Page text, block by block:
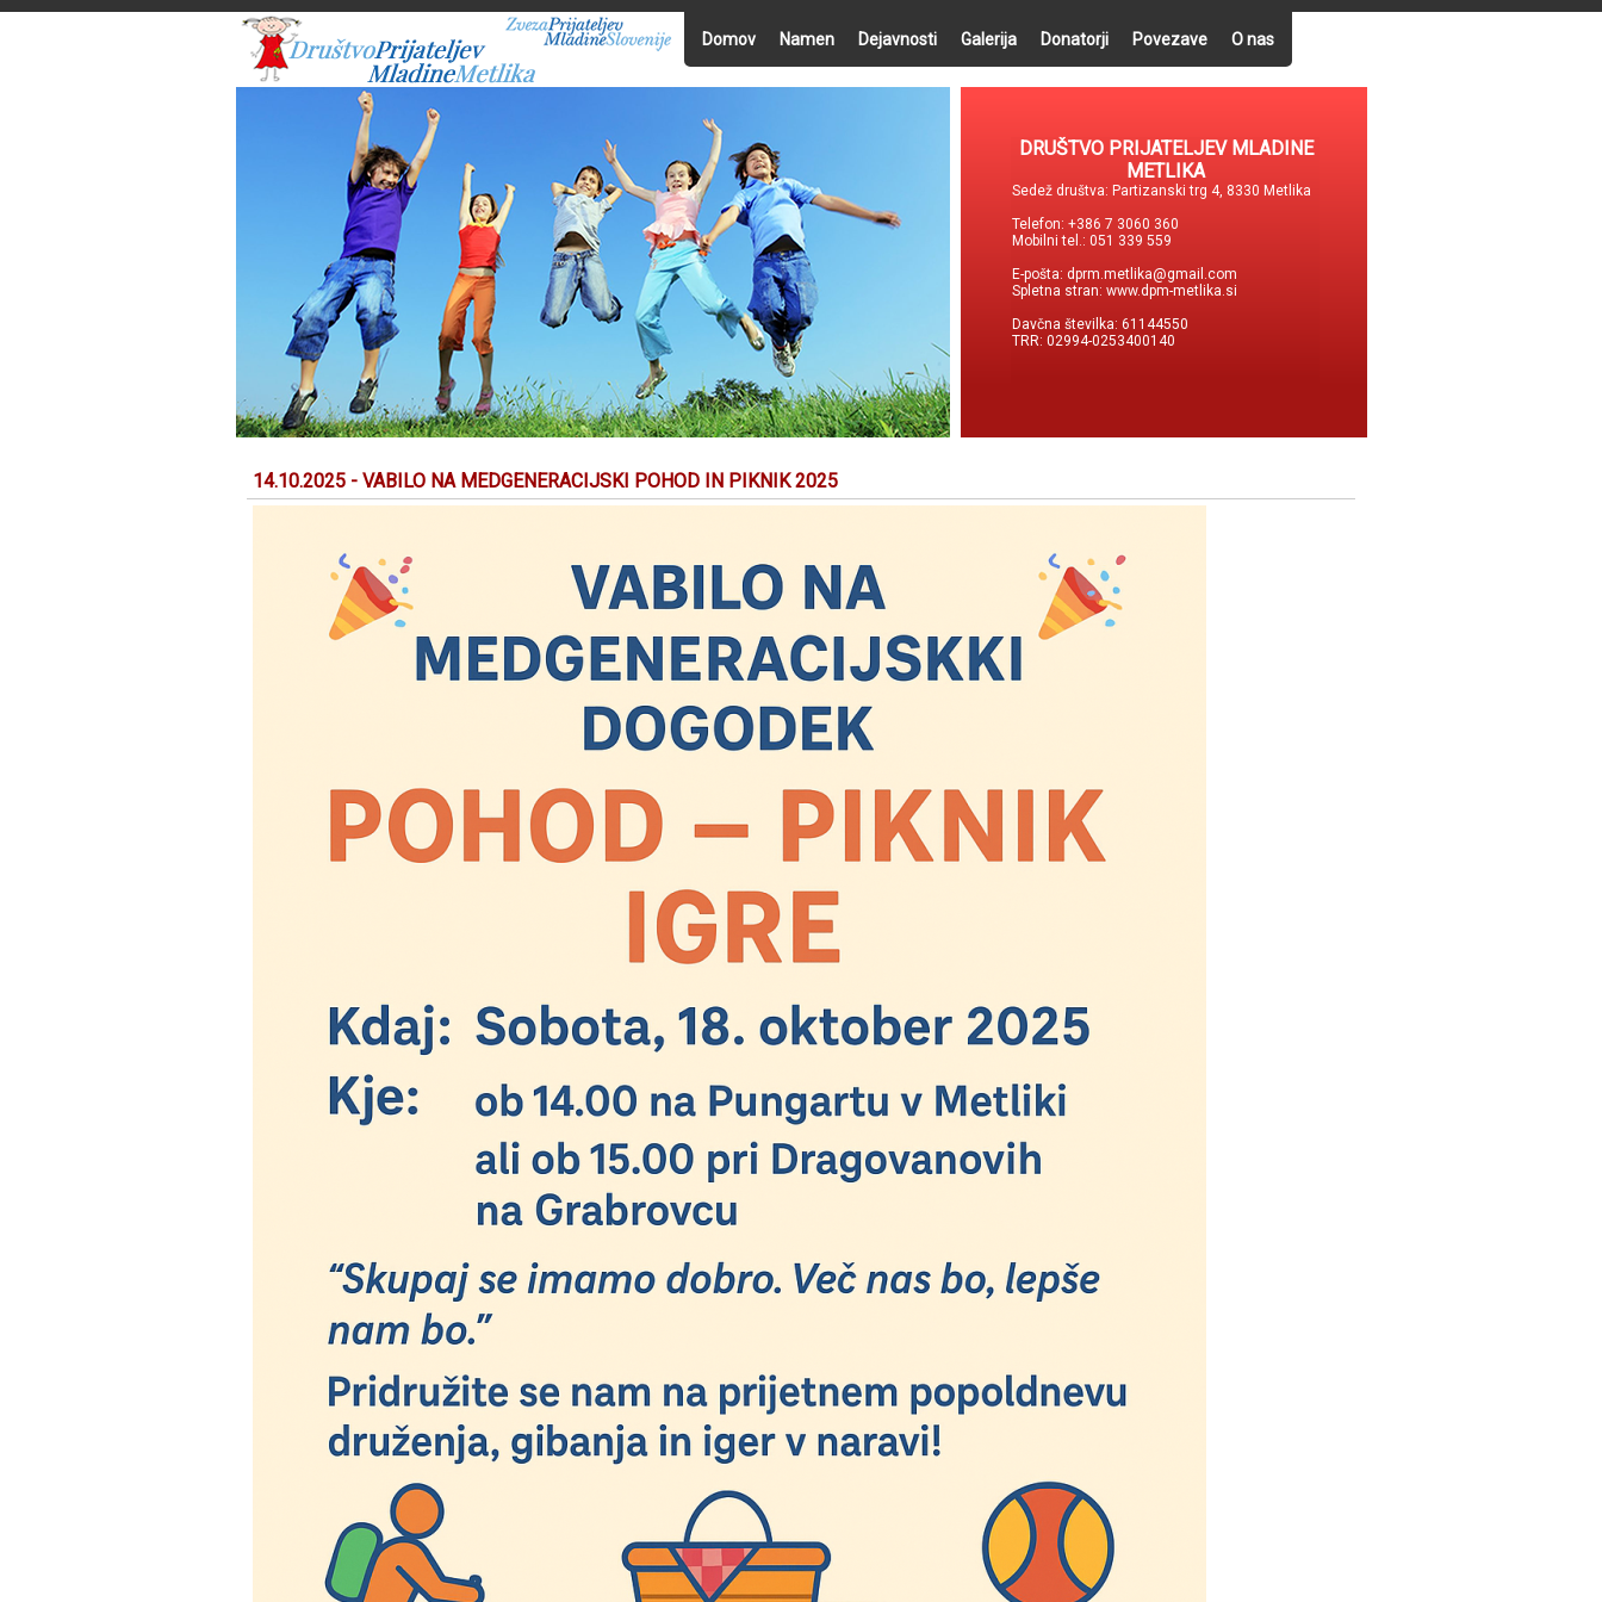
Domov Namen Dejavnosti Galerija Donatorji Povezave O nas
DRUŠTVO PRIJATELJEV MLADINE
METLIKA
Sedež društva: Partizanski trg 4, 8330 Metlika
Telefon: +386 7 3060 360
Mobilni tel.: 051 339 559
E-pošta: dprm.metlika@gmail.com
Spletna stran: www.dpm-metlika.si
Davčna številka: 61144550
TRR: 02994-0253400140
14.10.2025 - VABILO NA MEDGENERACIJSKI POHOD IN PIKNIK 2025